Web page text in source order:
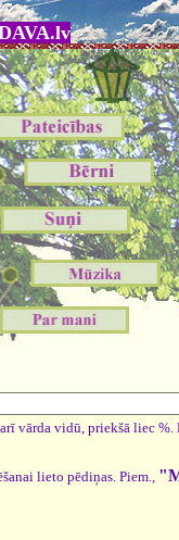
vārda vidū, priekšā liec %.
lieto pēdiņas. Piem.,